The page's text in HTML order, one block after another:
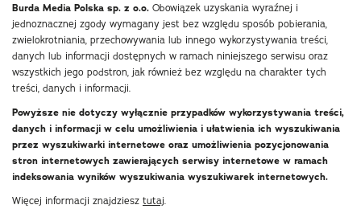
Burda Media Polska sp. z o.o. Obowiązek uzyskania wyraźnej i
jednoznacznej zgody wymagany jest bez względu sposób pobierania,
zwielokrotniania, przechowywania lub innego wykorzystywania treści,
danych lub informacji dostępnych w ramach niniejszego serwisu oraz
wszystkich jego podstron, jak również bez względu na charakter tych
treści, danych i informacji.
Powyższe nie dotyczy wyłącznie przypadków wykorzystywania treści,
danych i informacji w celu umożliwienia i ułatwienia ich wyszukiwania
przez wyszukiwarki internetowe oraz umożliwienia pozycjonowania
stron internetowych zawierających serwisy internetowe w ramach
indeksowania wyników wyszukiwania wyszukiwarek internetowych.
Więcej informacji znajdziesz tutaj.